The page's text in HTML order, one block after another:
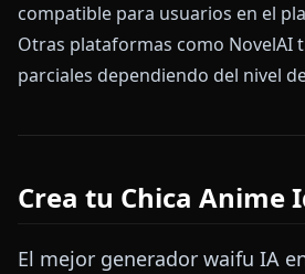
compatible para usuarios en el
Otras plataformas como NovelAI
parciales dependiendo del nivel
Crea tu Chica Anime
El mejor generador waifu IA